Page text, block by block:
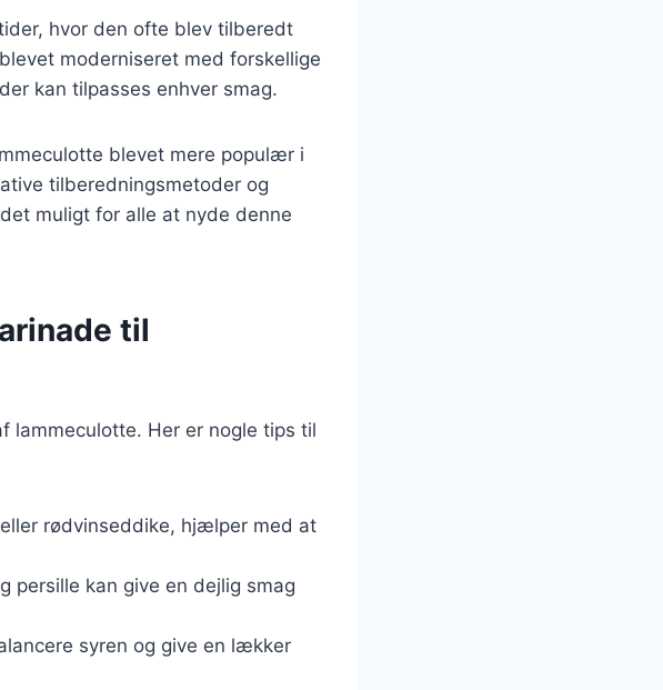
hvor den ofte blev tilberedt
moderniseret med forskellige
kan tilpasses enhver smag.
blevet mere populær i
tilberedningsmetoder og
muligt for alle at nyde denne
til
lammeculotte. Her er nogle tips til
rødvinseddike, hjælper med at
persille kan give en dejlig smag
syren og give en lækker